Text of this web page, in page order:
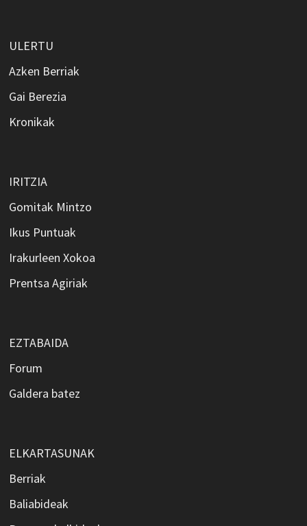
ULERTU
Azken Berriak
Gai Berezia
Kronikak
IRITZIA
Gomitak Mintzo
Ikus Puntuak
Irakurleen Xokoa
Prentsa Agiriak
EZTABAIDA
Forum
Galdera batez
ELKARTASUNAK
Berriak
Baliabideak